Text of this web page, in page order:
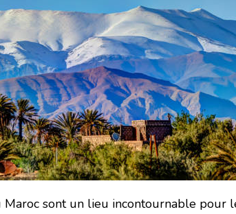
Maroc sont un lieu incontournable pour